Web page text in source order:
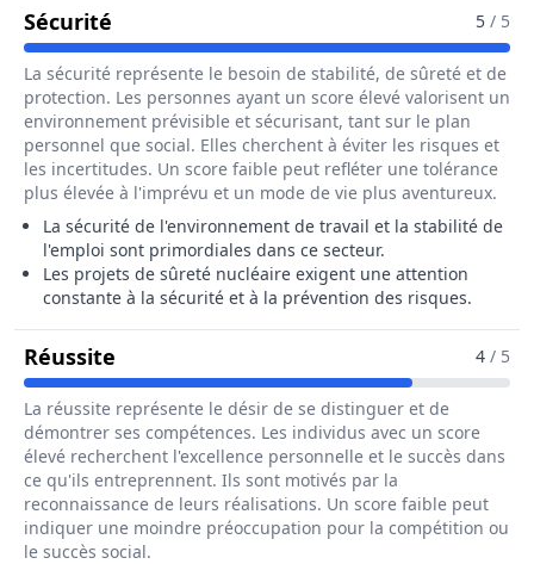
Sécurité Pour Le Métier De Ingénieur / 5 / 5
La sécurité représente le besoin de stabilité, de sûreté et de
protection. Les personnes ayant un score élevé valorisent un
environnement prévisible et sécurisant, tant sur le plan
personnel que social. Elles cherchent à éviter les risques et
les incertitudes. Un score faible peut refléter une tolérance
plus élevée à l'imprévu et un mode de vie plus aventureux.
La sécurité de l'environnement de travail et la stabilité de
l'emploi sont primordiales dans ce secteur.
Les projets de sûreté nucléaire exigent une attention
constante à la sécurité et à la prévention des risques.
Réussite Pour Le Métier De Ingénieur / 4 / 5
La réussite représente le désir de se distinguer et de
démontrer ses compétences. Les individus avec un score
élevé recherchent l'excellence personnelle et le succès dans
ce qu'ils entreprennent. Ils sont motivés par la
reconnaissance de leurs réalisations. Un score faible peut
indiquer une moindre préoccupation pour la compétition ou
le succès social.